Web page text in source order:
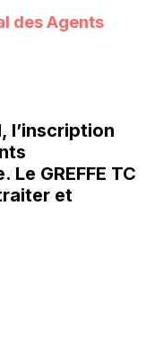
des Agents
l’inscription
Le GREFFE TC
et